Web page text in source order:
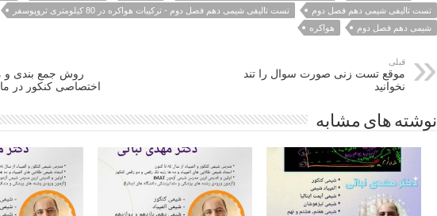
تست تالیفی شیمی دهم فصل دوم
تست تالیفی شیمی دهم فصل دوم - ترکیبات هواکره در 80 کیلومتری تروپوسفر
شیمی دهم فصل دوم
هواکره
قبلی
موقع تست زنی صورت سوال را تند
نخوانید
روش جمع بندی و
اختصاصی کنکور در
نوشته های مشابه